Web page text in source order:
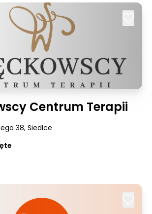
Centrum Terapii
38, Siedlce